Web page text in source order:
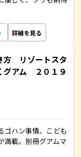
詳細を見る
方 リゾートスタ
アム ２０１９
ゴハン事情、こども
満載。別冊グアムマ